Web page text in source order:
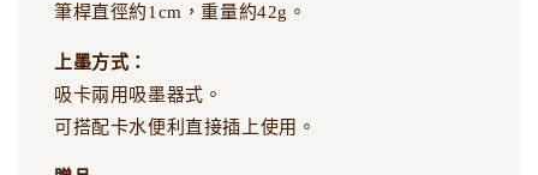
筆桿直徑約1cm，重量約42g。
上墨方式：
吸卡兩用吸墨器式。
可搭配卡水便利直接插上使用。